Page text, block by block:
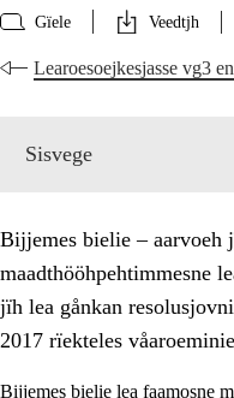
Gïele Veedtjh
Learoesoejkesjasse vg3
Sisvege
Bijjemes bielie – aarvoeh
maadthööhpehtimmesne
jïh lea gånkan
2017 rïekteles
Bijjemes bielie lea faamosne